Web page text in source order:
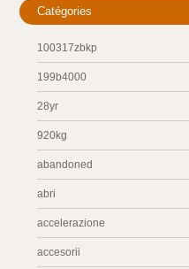
Catégories
100317zbkp
199b4000
28yr
920kg
abandoned
abri
accelerazione
accesorii